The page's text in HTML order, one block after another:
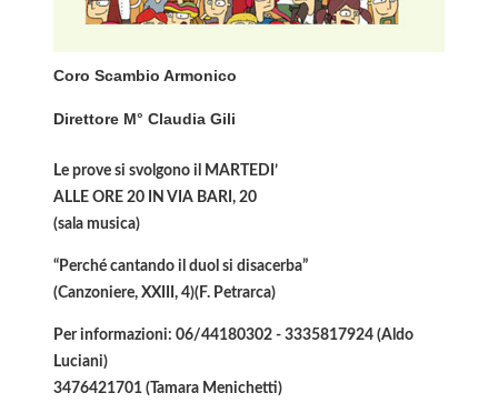
Coro Scambio Armonico
Direttore M° Claudia Gili
Le prove si svolgono il MARTEDI’
ALLE ORE 20 IN VIA BARI, 20
(sala musica)
“Perché cantando il duol si disacerba”
(Canzoniere, XXIII, 4)(F. Petrarca)
Per informazioni: 06/44180302 - 3335817924 (Aldo
Luciani)
3476421701 (Tamara Menichetti)